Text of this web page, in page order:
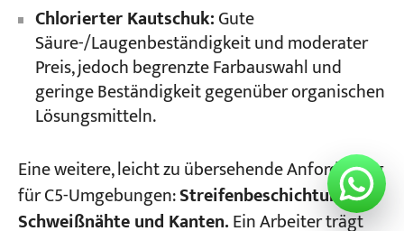
Chlorierter Kautschuk:Gute
Säure-/Laugenbeständigkeit und moderater
Preis, jedoch begrenzte Farbauswahl und
geringe Beständigkeit gegenüber organischen
Lösungsmitteln.
Eine weitere, leicht zu übersehende Anforderung
für C5-Umgebungen:Streifenbeschichtung für
Schweißnähte und Kanten.Ein Arbeiter trägt